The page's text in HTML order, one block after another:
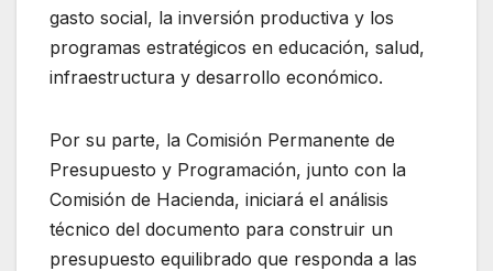
gasto social, la inversión productiva y los
programas estratégicos en educación, salud,
infraestructura y desarrollo económico.
Por su parte, la Comisión Permanente de
Presupuesto y Programación, junto con la
Comisión de Hacienda, iniciará el análisis
técnico del documento para construir un
presupuesto equilibrado que responda a las